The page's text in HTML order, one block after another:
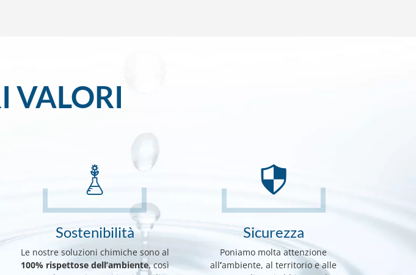
VALORI
Sostenibilità
Le nostre soluzioni chimiche sono al
100% rispettose dell’ambiente, così
Sicurezza
Poniamo molta attenzione
all’ambiente, al territorio e alle